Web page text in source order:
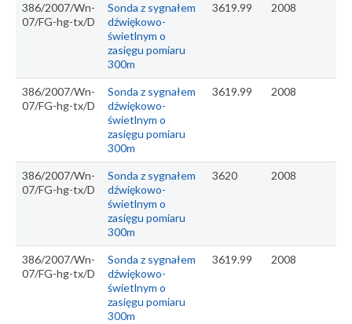
386/2007/Wn-
07/FG-hg-tx/D
Sonda z sygnałem
dźwiękowo-
świetlnym o
zasięgu pomiaru
300m
3619.99 2008
386/2007/Wn-
07/FG-hg-tx/D
Sonda z sygnałem
dźwiękowo-
świetlnym o
zasięgu pomiaru
300m
3619.99 2008
386/2007/Wn-
07/FG-hg-tx/D
Sonda z sygnałem
dźwiękowo-
świetlnym o
zasięgu pomiaru
300m
3620 2008
386/2007/Wn-
07/FG-hg-tx/D
Sonda z sygnałem
dźwiękowo-
świetlnym o
zasięgu pomiaru
300m
3619.99 2008